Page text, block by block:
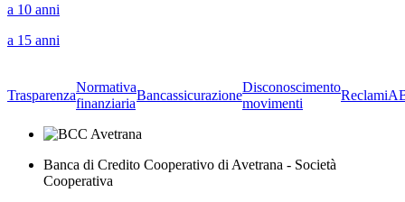
a 10 anni
a 15 anni
Trasparenza
Normativa
finanziaria
Bancassicurazione
Disconoscimento
movimenti
Reclami
Banca di Credito Cooperativo di Avetrana - Società
Cooperativa